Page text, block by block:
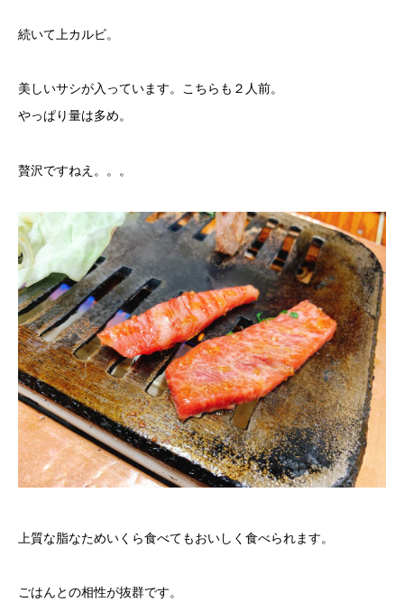
続いて上カルビ。
美しいサシが入っています。こちらも２人前。
やっぱり量は多め。
贅沢ですねえ。。。
上質な脂なためいくら食べてもおいしく食べられます。
ごはんとの相性が抜群です。